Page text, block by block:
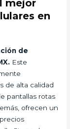
mejor
en
de
Este
de alta calidad
pantallas rotas
ofrecen un